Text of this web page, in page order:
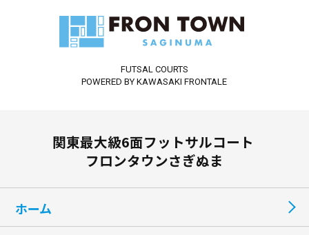
FUTSAL COURTS
POWERED BY KAWASAKI FRONTALE
関東最大級6面フットサルコート
フロンタウンさぎぬま
ホーム